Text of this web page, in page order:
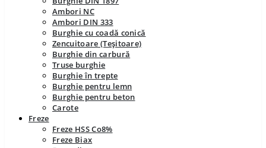
Ambori NC
Ambori DIN 333
Burghie cu coadă conică
Zencuitoare (Teșitoare)
Burghie din carbură
Truse burghie
Burghie în trepte
Burghie pentru lemn
Burghie pentru beton
Carote
Freze
Freze HSS Co8%
Freze Biax